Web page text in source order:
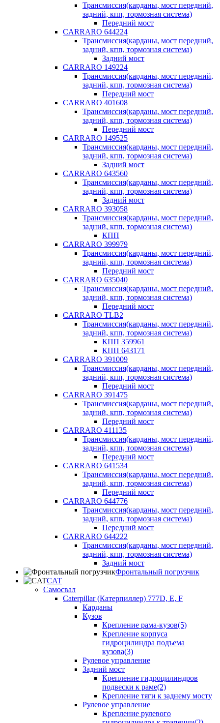
Трансмиссия(карданы, мост передний,
задний, кпп, тормозная система)
Передний мост
CARRARO 644224
Трансмиссия(карданы, мост передний,
задний, кпп, тормозная система)
Задний мост
CARRARO 149224
Трансмиссия(карданы, мост передний,
задний, кпп, тормозная система)
Передний мост
CARRARO 401608
Трансмиссия(карданы, мост передний,
задний, кпп, тормозная система)
Передний мост
CARRARO 149525
Трансмиссия(карданы, мост передний,
задний, кпп, тормозная система)
Задний мост
CARRARO 643560
Трансмиссия(карданы, мост передний,
задний, кпп, тормозная система)
Задний мост
CARRARO 393058
Трансмиссия(карданы, мост передний,
задний, кпп, тормозная система)
КПП
CARRARO 399979
Трансмиссия(карданы, мост передний,
задний, кпп, тормозная система)
Передний мост
CARRARO 635040
Трансмиссия(карданы, мост передний,
задний, кпп, тормозная система)
Передний мост
CARRARO TLB2
Трансмиссия(карданы, мост передний,
задний, кпп, тормозная система)
КПП 359961
КПП 643171
CARRARO 391009
Трансмиссия(карданы, мост передний,
задний, кпп, тормозная система)
Передний мост
CARRARO 391475
Трансмиссия(карданы, мост передний,
задний, кпп, тормозная система)
Передний мост
CARRARO 411135
Трансмиссия(карданы, мост передний,
задний, кпп, тормозная система)
Передний мост
CARRARO 641534
Трансмиссия(карданы, мост передний,
задний, кпп, тормозная система)
Передний мост
CARRARO 644776
Трансмиссия(карданы, мост передний,
задний, кпп, тормозная система)
Передний мост
CARRARO 644222
Трансмиссия(карданы, мост передний,
задний, кпп, тормозная система)
Задний мост
Фронтальный погрузчик
CAT
Самосвал
Caterpillar (Катерпиллер) 777D, E, F
Карданы
Кузов
Крепление рама-кузов(5)
Крепление корпуса
гидроцилиндра подъема
кузова(3)
Рулевое управление
Задний мост
Крепление гидроцилиндров
подвески к раме(2)
Крепление тяги к заднему мосту
Рулевое управление
Крепление рулевого